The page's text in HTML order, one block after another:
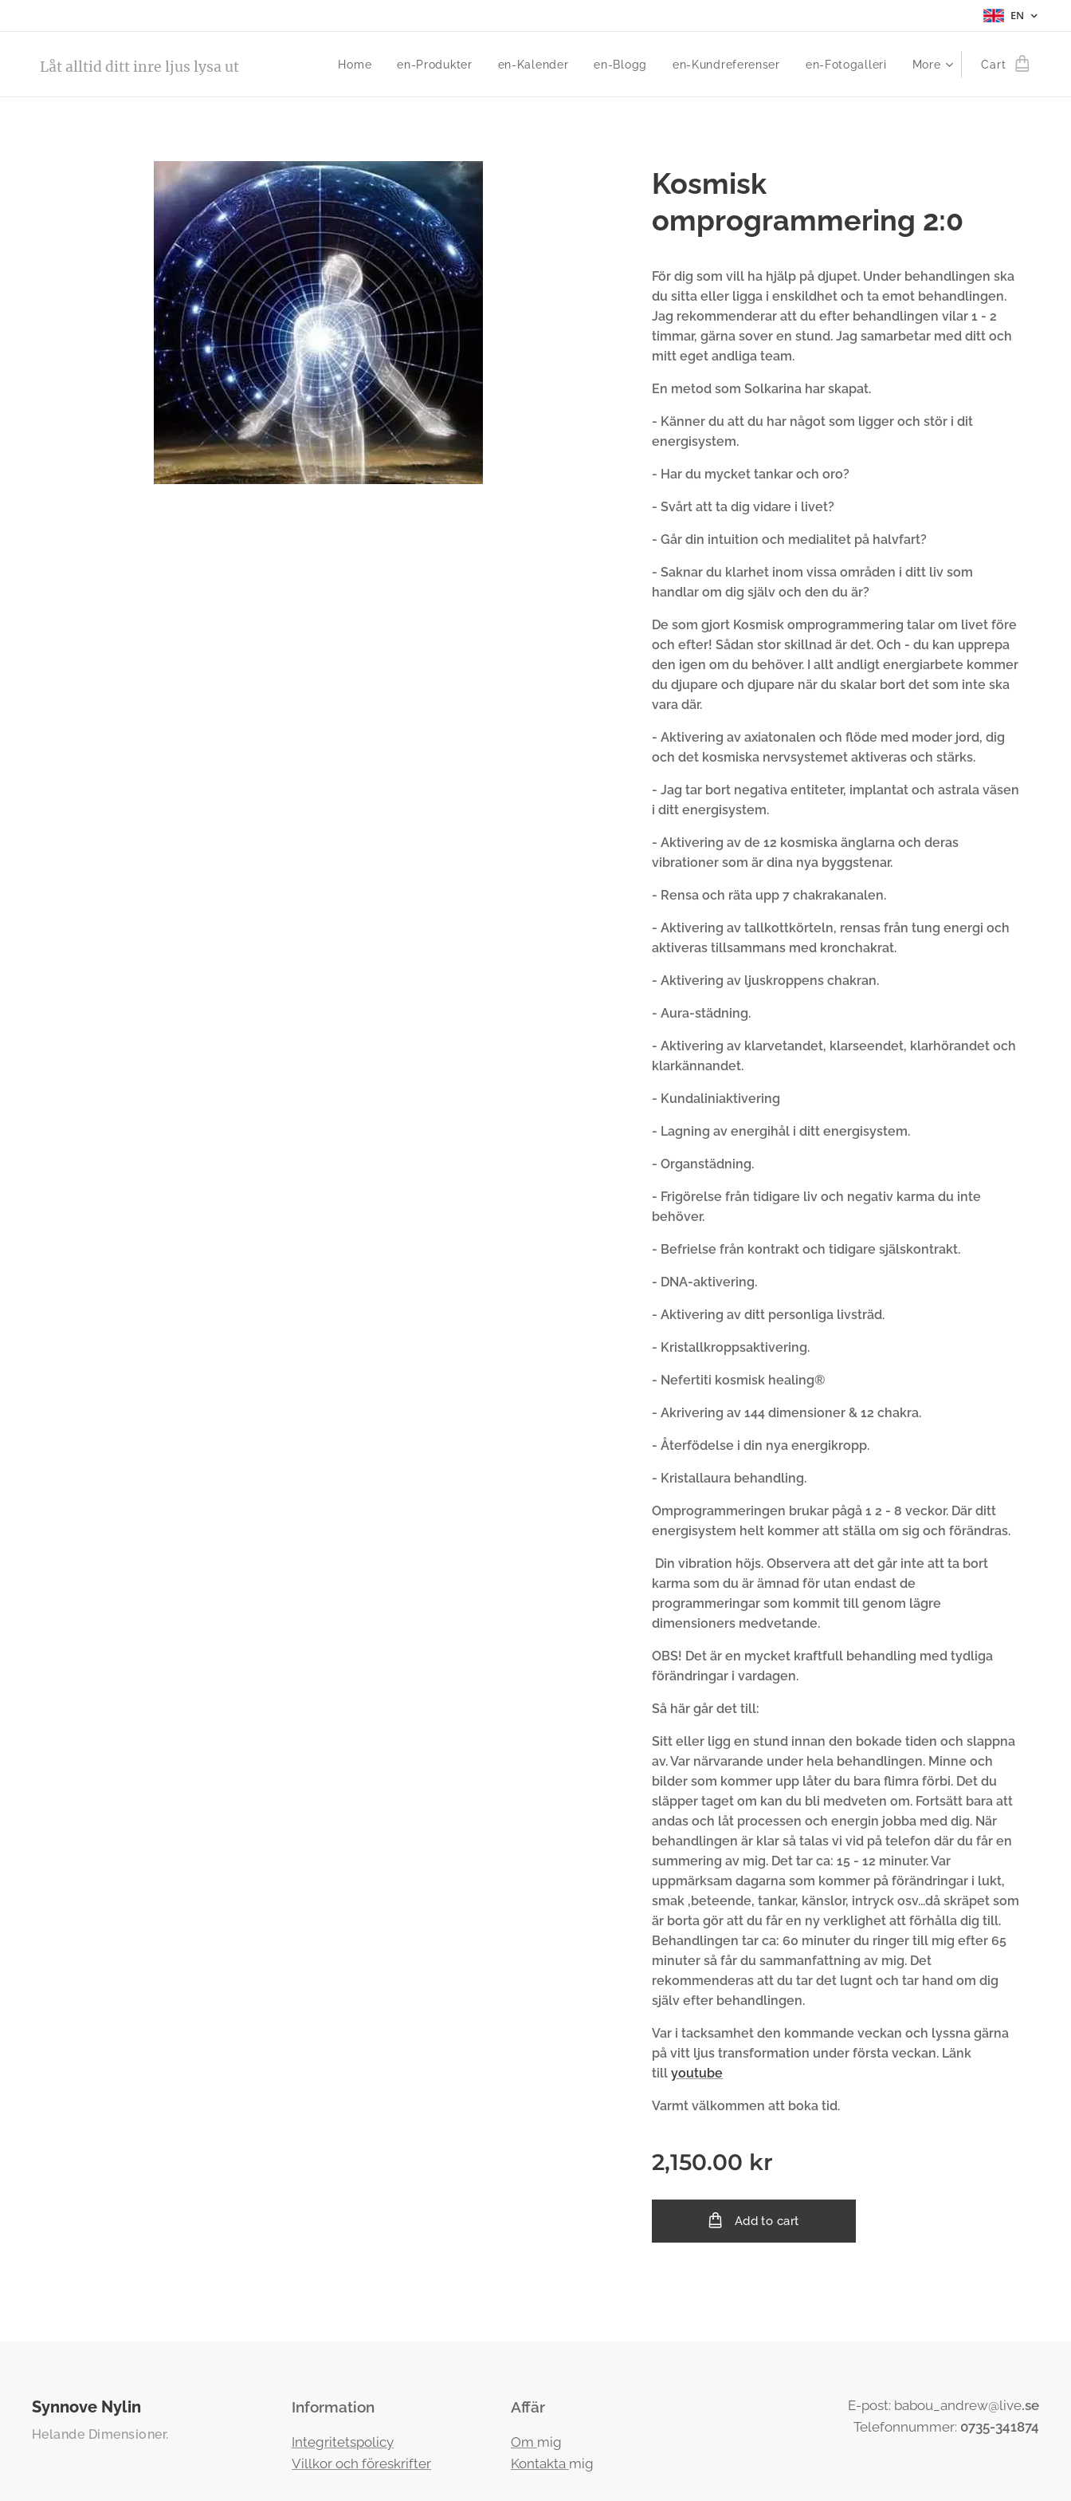
EN
Låt alltid ditt inre ljus lysa ut Home en-Produkter en-Kalender en-Blogg en-Kundreferenser en-Fotogalleri More Cart
Kosmisk
omprogrammering 2:0
För dig som vill ha hjälp på djupet. Under behandlingen ska
du sitta eller ligga i enskildhet och ta emot behandlingen.
Jag rekommenderar att du efter behandlingen vilar 1 - 2
timmar, gärna sover en stund. Jag samarbetar med ditt och
mitt eget andliga team.
En metod som Solkarina har skapat.
- Känner du att du har något som ligger och stör i dit
energisystem.
- Har du mycket tankar och oro?
- Svårt att ta dig vidare i livet?
- Går din intuition och medialitet på halvfart?
- Saknar du klarhet inom vissa områden i ditt liv som
handlar om dig själv och den du är?
De som gjort Kosmisk omprogrammering talar om livet före
och efter! Sådan stor skillnad är det. Och - du kan upprepa
den igen om du behöver. I allt andligt energiarbete kommer
du djupare och djupare när du skalar bort det som inte ska
vara där.
- Aktivering av axiatonalen och flöde med moder jord, dig
och det kosmiska nervsystemet aktiveras och stärks.
- Jag tar bort negativa entiteter, implantat och astrala väsen
i ditt energisystem.
- Aktivering av de 12 kosmiska änglarna och deras
vibrationer som är dina nya byggstenar.
- Rensa och räta upp 7 chakrakanalen.
- Aktivering av tallkottkörteln, rensas från tung energi och
aktiveras tillsammans med kronchakrat.
- Aktivering av ljuskroppens chakran.
- Aura-städning.
- Aktivering av klarvetandet, klarseendet, klarhörandet och
klarkännandet.
- Kundaliniaktivering
- Lagning av energihål i ditt energisystem.
- Organstädning.
- Frigörelse från tidigare liv och negativ karma du inte
behöver.
- Befrielse från kontrakt och tidigare själskontrakt.
- DNA-aktivering.
- Aktivering av ditt personliga livsträd.
- Kristallkroppsaktivering.
- Nefertiti kosmisk healing®
- Akrivering av 144 dimensioner & 12 chakra.
- Återfödelse i din nya energikropp.
- Kristallaura behandling.
Omprogrammeringen brukar pågå 1 2 - 8 veckor. Där ditt
energisystem helt kommer att ställa om sig och förändras.
Din vibration höjs. Observera att det går inte att ta bort
karma som du är ämnad för utan endast de
programmeringar som kommit till genom lägre
dimensioners medvetande.
OBS! Det är en mycket kraftfull behandling med tydliga
förändringar i vardagen.
Så här går det till:
Sitt eller ligg en stund innan den bokade tiden och slappna
av. Var närvarande under hela behandlingen. Minne och
bilder som kommer upp låter du bara flimra förbi. Det du
släpper taget om kan du bli medveten om. Fortsätt bara att
andas och låt processen och energin jobba med dig. När
behandlingen är klar så talas vi vid på telefon där du får en
summering av mig. Det tar ca: 15 - 12 minuter. Var
uppmärksam dagarna som kommer på förändringar i lukt,
smak ,beteende, tankar, känslor, intryck osv...då skräpet som
är borta gör att du får en ny verklighet att förhålla dig till.
Behandlingen tar ca: 60 minuter du ringer till mig efter 65
minuter så får du sammanfattning av mig. Det
rekommenderas att du tar det lugnt och tar hand om dig
själv efter behandlingen.
Var i tacksamhet den kommande veckan och lyssna gärna
på vitt ljus transformation under första veckan. Länk
tillyoutube
Varmt välkommen att boka tid.
2,150.00 kr
Add to cart
Synnove Nylin
Helande Dimensioner.
Information
Integritetspolicy
Villkor och föreskrifter
Affär
Om mig
Kontakta mig
E-post: babou_andrew@live.se
Telefonnummer: 0735-341874